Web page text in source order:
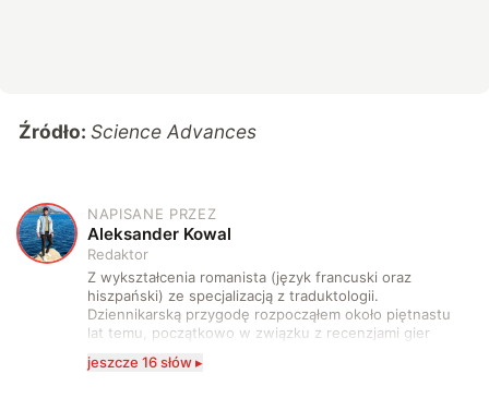
Źródło:Science Advances
A
NAPISANE PRZEZ
Aleksander Kowal
Redaktor
Z wykształcenia romanista (język francuski oraz
hiszpański) ze specjalizacją z traduktologii.
Dziennikarską przygodę rozpocząłem około piętnastu
lat temu, początkowo w związku z recenzjami gier
komputerowych i filmów. Obecnie publikuję
zdecydowanie częściej na tematy związane z nauką
jeszcze 16 słów ▸